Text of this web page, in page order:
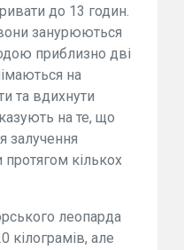
до 13 годин.
занурюються
приблизно дві
на
та вдихнути
на те, що
залучення
кількох
леопарда
кілограмів, але